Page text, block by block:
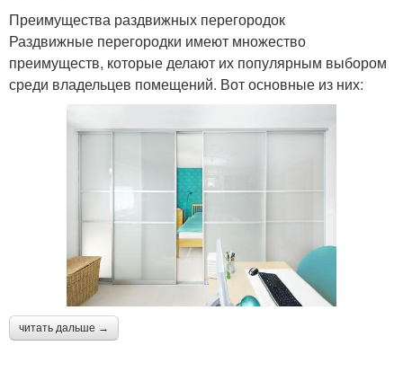
Преимущества раздвижных перегородок
Раздвижные перегородки имеют множество
преимуществ, которые делают их популярным выбором
среди владельцев помещений. Вот основные из них:
читать дальше →